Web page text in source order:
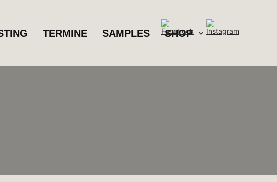
TERMINE SAMPLES SHOP